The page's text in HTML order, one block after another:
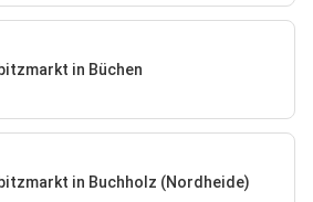
in Büchen
in Buchholz (Nordheide)